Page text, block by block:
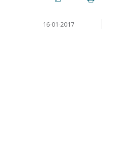
16-01-2017